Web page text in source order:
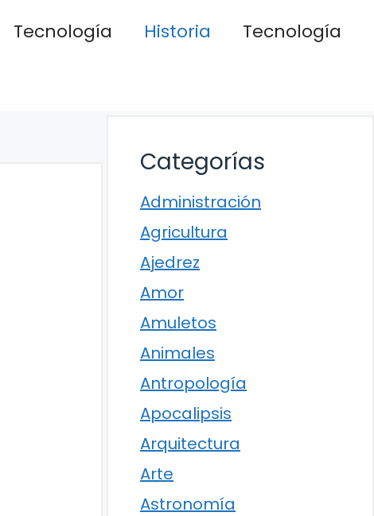
Tecnología Historia
Tecnología
Categorías
Administración
Agricultura
Ajedrez
Amor
Amuletos
Animales
Antropología
Apocalipsis
Arquitectura
Arte
Astronomía